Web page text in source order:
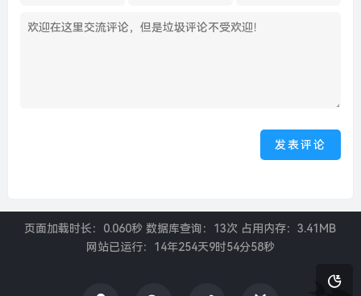
页面加载时长：0.060秒 数据库查询：13次 占用内存：3.41MB
网站已运行： 14年254天9时54分58秒